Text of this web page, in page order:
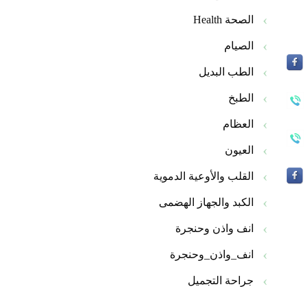
الصحة Health
الصيام
الطب البديل
الطبخ
العظام
العيون
القلب والأوعية الدموية
الكبد والجهاز الهضمى
انف واذن وحنجرة
انف_واذن_وحنجرة
جراحة التجميل